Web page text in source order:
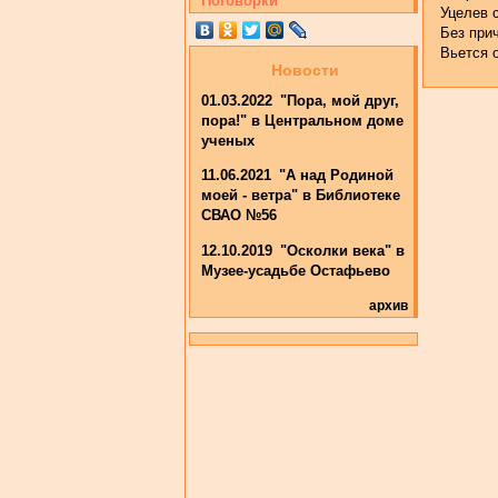
Новости
01.03.2022 "Пора, мой друг,
пора!" в Центральном доме
ученых
11.06.2021 "А над Родиной
моей - ветра" в Библиотеке
СВАО №56
12.10.2019 "Осколки века" в
Музее-усадьбе Остафьево
архив
Уцелев
Без
Вьется